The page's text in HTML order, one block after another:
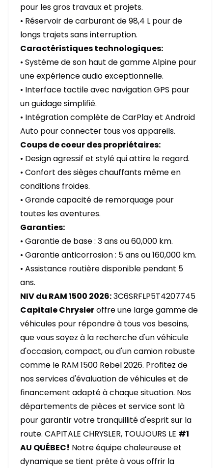
pour les gros travaux et projets.
• Réservoir de carburant de 98,4 L pour de
longs trajets sans interruption.
Caractéristiques technologiques:
• Système de son haut de gamme Alpine pour
une expérience audio exceptionnelle.
• Interface tactile avec navigation GPS pour
un guidage simplifié.
• Intégration complète de CarPlay et Android
Auto pour connecter tous vos appareils.
Coups de coeur des propriétaires:
• Design agressif et stylé qui attire le regard.
• Confort des sièges chauffants même en
conditions froides.
• Grande capacité de remorquage pour
toutes les aventures.
Garanties:
• Garantie de base : 3 ans ou 60,000 km.
• Garantie anticorrosion : 5 ans ou 160,000 km.
• Assistance routière disponible pendant 5
ans.
NIV du RAM 1500 2026:3C6SRFLP5T4207745
Capitale Chrysleroffre une large gamme de
véhicules pour répondre à tous vos besoins,
que vous soyez à la recherche d'un véhicule
d'occasion, compact, ou d'un camion robuste
comme le RAM 1500 Rebel 2026. Profitez de
nos services d'évaluation de véhicules et de
financement adapté à chaque situation. Nos
départements de pièces et service sont là
pour garantir votre tranquillité d'esprit sur la
route. CAPITALE CHRYSLER, TOUJOURS LE #1
AU QUÉBEC! Notre équipe chaleureuse et
dynamique se tient prête à vous offrir la